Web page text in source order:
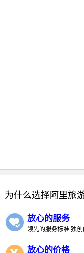
为什么选择阿里旅
放心的服务
领先的服务标准 独
放心的价格